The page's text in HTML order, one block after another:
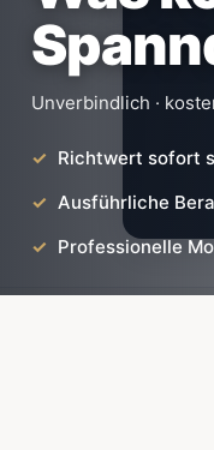
Unverbindlich ·
Richtwert sofort
Ausführliche
Professionelle